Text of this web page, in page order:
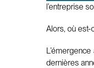
l’entreprise
Alors, où est-
dernières